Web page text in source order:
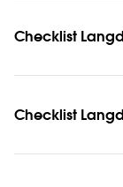
Checklist
Checklist